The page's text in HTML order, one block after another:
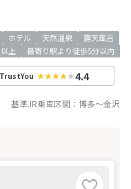
ホテル 天然温泉
露天風呂
上 最寄り駅より徒歩5分以内
TrustYou 4.4
基準JR乗車区間： 博多～金沢